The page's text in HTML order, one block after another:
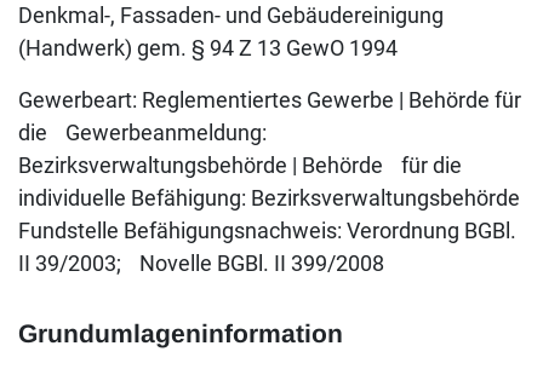
Denkmal-, Fassaden- und Gebäudereinigung
(Handwerk) gem. § 94 Z 13 GewO 1994
Gewerbeart: Reglementiertes Gewerbe | Behörde für
die Gewerbeanmeldung:
Bezirksverwaltungsbehörde | Behörde für die
individuelle Befähigung: Bezirksverwaltungsbehörde
Fundstelle Befähigungsnachweis: Verordnung BGBl.
II 39/2003; Novelle BGBl. II 399/2008
Grundumlageninformation